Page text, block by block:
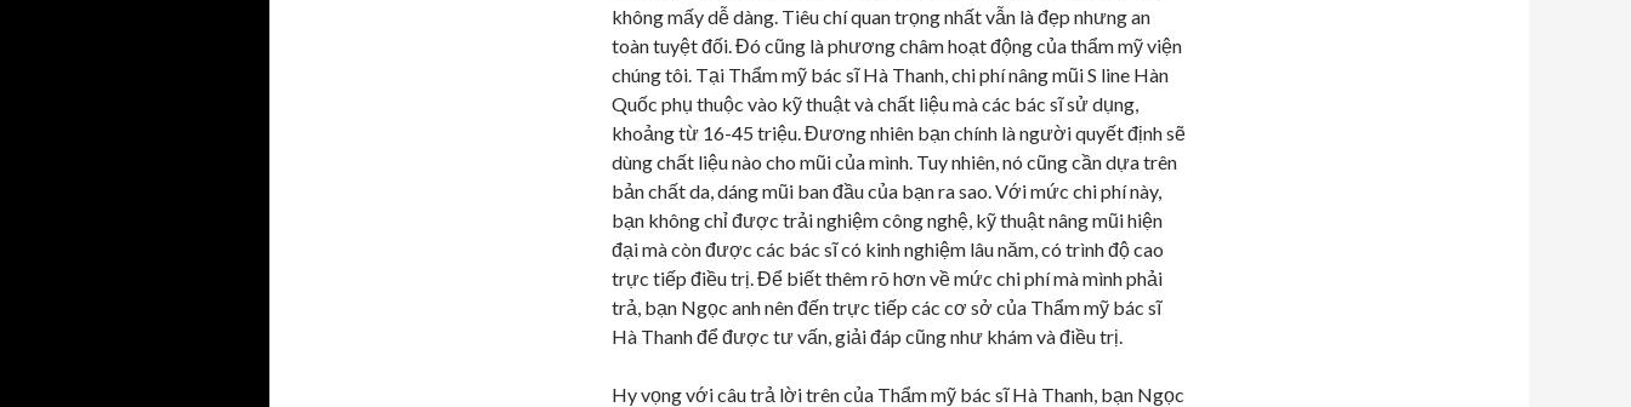
không mấy dễ dàng. Tiêu chí quan trọng nhất vẫn là đẹp nhưng an
toàn tuyệt đối. Đó cũng là phương châm hoạt động của thẩm mỹ viện
chúng tôi. Tại Thẩm mỹ bác sĩ Hà Thanh, chi phí nâng mũi S line Hàn
Quốc phụ thuộc vào kỹ thuật và chất liệu mà các bác sĩ sử dụng,
khoảng từ 16-45 triệu. Đương nhiên bạn chính là người quyết định sẽ
dùng chất liệu nào cho mũi của mình. Tuy nhiên, nó cũng cần dựa trên
bản chất da, dáng mũi ban đầu của bạn ra sao. Với mức chi phí này,
bạn không chỉ được trải nghiệm công nghệ, kỹ thuật nâng mũi hiện
đại mà còn được các bác sĩ có kinh nghiệm lâu năm, có trình độ cao
trực tiếp điều trị. Để biết thêm rõ hơn về mức chi phí mà mình phải
trả, bạn Ngọc anh nên đến trực tiếp các cơ sở của Thẩm mỹ bác sĩ
Hà Thanh để được tư vấn, giải đáp cũng như khám và điều trị.
Hy vọng với câu trả lời trên của Thẩm mỹ bác sĩ Hà Thanh, bạn Ngọc